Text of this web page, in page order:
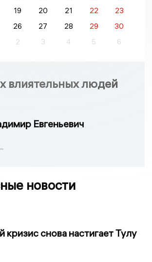
19 20 21 22
23
26 27 28 29
30
2 3 4 5 6
влиятельных людей
Евгеньевич
новости
кризис снова настигает Тулу